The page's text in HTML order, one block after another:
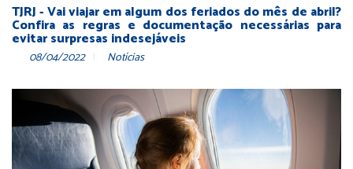
TJRJ - Vai viajar em algum dos feriados do mês de abril?
Confira as regras e documentação necessárias para
evitar surpresas indesejáveis
08/04/2022 Notícias